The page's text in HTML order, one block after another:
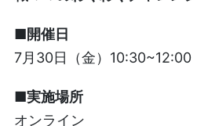
■開催日
7月30日（金）10:30~12:00
■実施場所
オンライン